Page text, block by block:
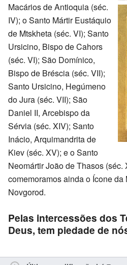
Macários de Antioquia (séc.
IV); o Santo Mártir Eustáquio
de Mtskheta (séc. VI); Santo
Ursicino, Bispo de Cahors
(séc. VI); São Domínico,
Bispo de Bréscia (séc. VII);
Santo Ursicino, Hegúmeno
do Jura (séc. VII); São
Daniel II, Arcebispo da
Sérvia (séc. XIV); Santo
Inácio, Arquimandrita de
Kiev (séc. XV); e o Santo
Neomártir João de Thasos (séc.
comemoramos ainda o Ícone da
Novgorod.
Pelas intercessões dos
Deus, tem piedade de